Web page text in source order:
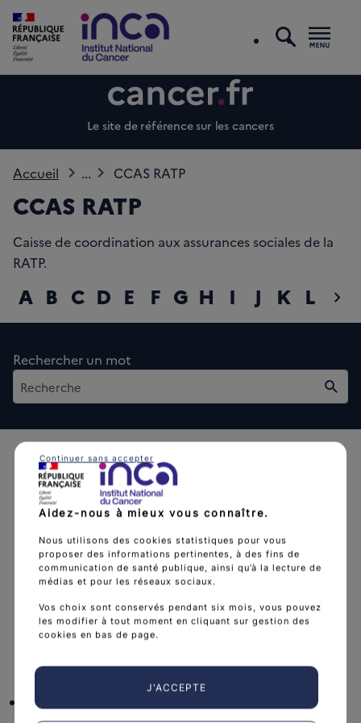
Le site de référence sur les cancers
Accueil ... CCAS RATP
CCAS RATP
Caisse de coordination aux assurances sociales de la
RATP.
chevron_right
A B C D E F G H I J K L M
Rechercher un mot
L'Institut national du cancer est l’agence d'expertise
sanitaire et scientifique en cancérologie de l’État.
Découvrir l’Institut
arrow_forward
Nous suivre
Aidez-nous à mieux vous connaître.
Nous utilisons des cookies statistiques pour vous
proposer des informations pertinentes, à des fins de
communication de santé publique, ainsi qu’à la lecture de
médias et pour les réseaux sociaux.
Vos choix sont conservés pendant six mois, vous pouvez
les modifier à tout moment en cliquant sur gestion des
cookies en bas de page.
J'ACCEPTE
Continuer sans accepter